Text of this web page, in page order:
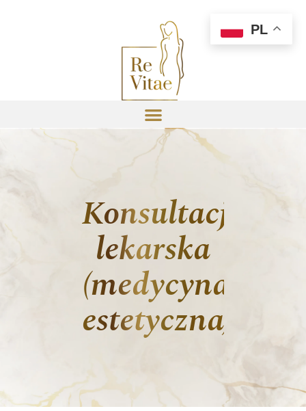
Konsultacja
lekarska
(medycyna
estetyczna)
PL